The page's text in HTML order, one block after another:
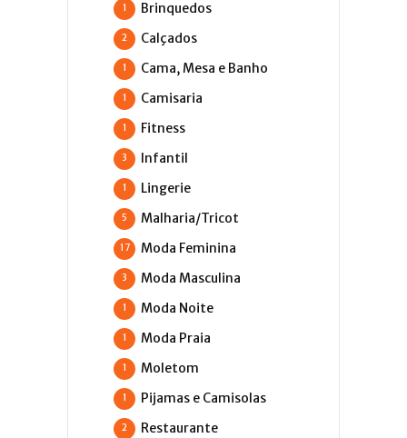
Brinquedos
1
Calçados
2
Cama, Mesa e Banho
1
Camisaria
1
Fitness
1
Infantil
3
Lingerie
1
Malharia/Tricot
5
Moda Feminina
17
Moda Masculina
3
Moda Noite
1
Moda Praia
1
Moletom
1
Pijamas e Camisolas
1
Restaurante
2